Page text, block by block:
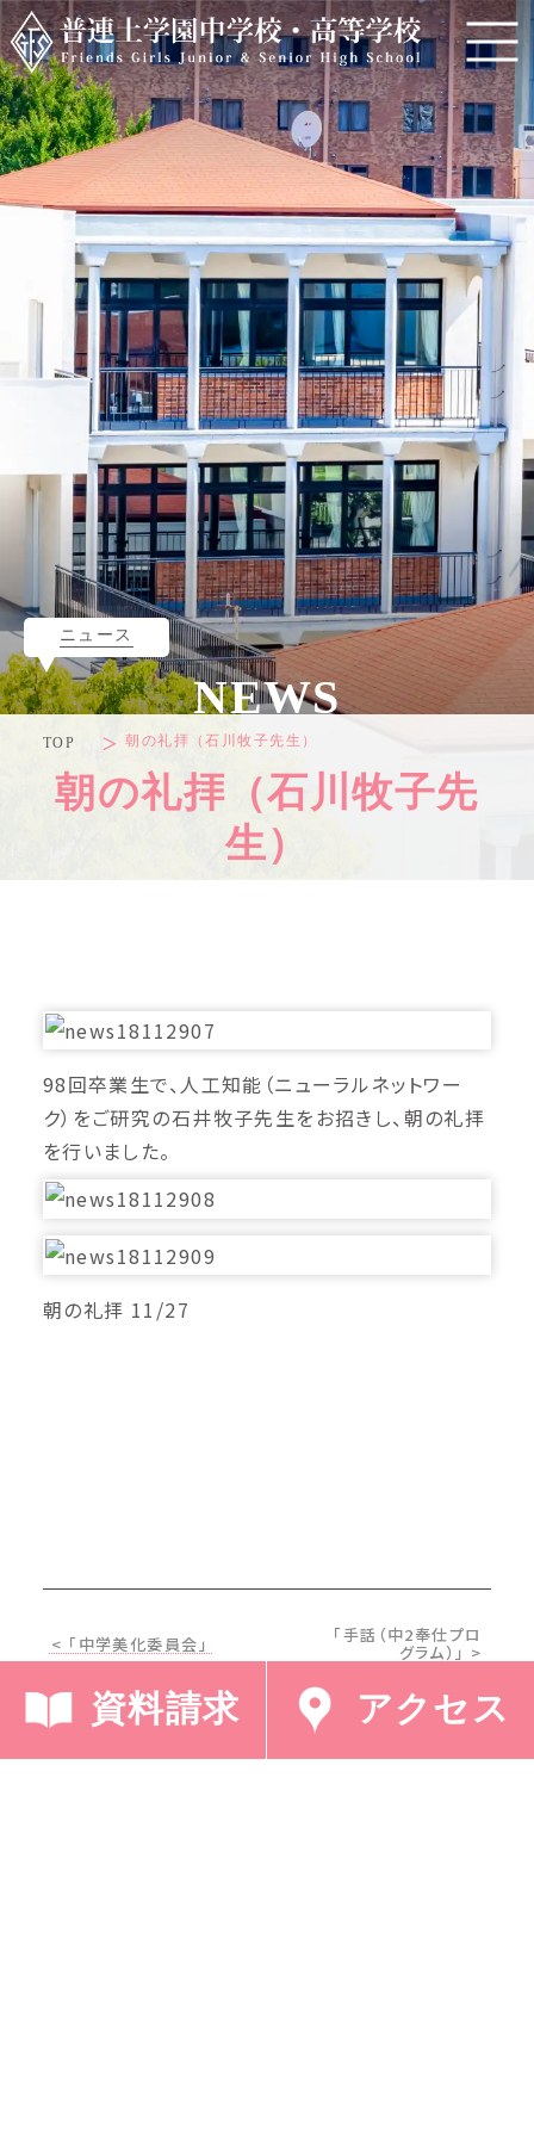
資料請求 アクセス
TOP 朝の礼拝（石川牧子先生）
朝の礼拝（石川牧子先
生）
NEWS
ニュース
98回卒業生で、人工知能（ニューラルネットワー
ク）をご研究の石井牧子先生をお招きし、朝の礼拝
を行いました。
朝の礼拝 11/27
< 「中学美化委員会」 「手話（中2奉仕プロ
グラム）」 >